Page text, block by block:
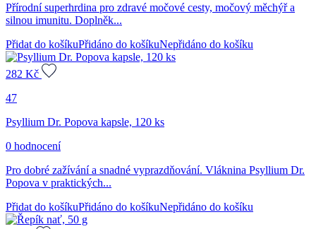
Přírodní superhrdina pro zdravé močové cesty, močový měchýř a
silnou imunitu. Doplněk...
Přidat do košíkuPřidáno do košíkuNepřidáno do košíku
282 Kč
47
Psyllium Dr. Popova kapsle, 120 ks
0 hodnocení
Pro dobré zažívání a snadné vyprazdňování. Vláknina Psyllium Dr.
Popova v praktických...
Přidat do košíkuPřidáno do košíkuNepřidáno do košíku